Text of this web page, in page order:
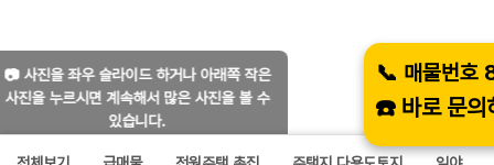
📷 사진을 좌우 슬라이드 하거나 아래쪽 작은
사진을 누르시면 계속해서 많은 사진을 볼 수
있습니다.
📞 매물번호
☎️ 바로 문의